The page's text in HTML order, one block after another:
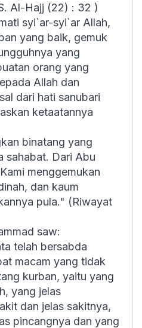
Al-Hajj (22) : 32 )
syi`ar-syi`ar Allah,
yang baik, gemuk
yang
orang yang
Allah dan
dari hati sanubari
ketaatannya
binatang yang
sahabat. Dari Abu
menggemukan
dan kaum
pula." (Riwayat
saw:
telah bersabda
macam yang tidak
kurban, yaitu yang
yang jelas
dan jelas sakitnya,
pincangnya dan yang